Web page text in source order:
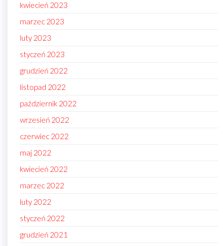
kwiecień 2023
marzec 2023
luty 2023
styczeń 2023
grudzień 2022
listopad 2022
październik 2022
wrzesień 2022
czerwiec 2022
maj 2022
kwiecień 2022
marzec 2022
luty 2022
styczeń 2022
grudzień 2021